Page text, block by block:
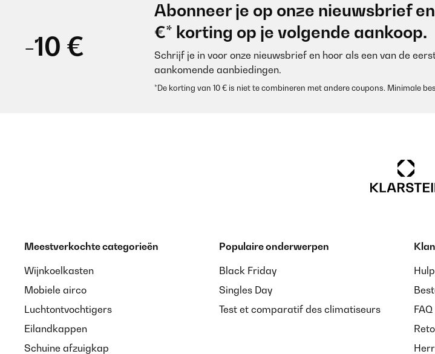
-10 €
Abonneer je op onze nieuwsbrief
€* korting op je volgende aankoop.
Schrijf je in voor onze nieuwsbrief en hoor als een van de
aankomende aanbiedingen.
*De korting van 10 € is niet te combineren met andere coupons. Minimale
Meestverkochte categorieën
Wijnkoelkasten
Mobiele airco
Luchtontvochtigers
Eilandkappen
Schuine afzuigkap
Populaire onderwerpen
Black Friday
Singles Day
Test et comparatif des climatiseurs